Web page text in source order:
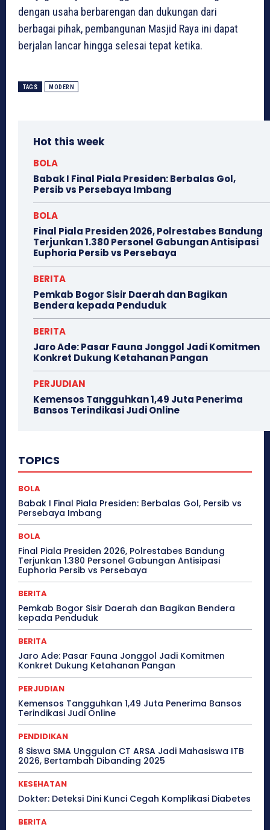
dengan usaha berbarengan dan dukungan dari
berbagai pihak, pembangunan Masjid Raya ini dapat
berjalan lancar hingga selesai tepat ketika.
TAGS MODERN
Hot this week
BOLA
Babak I Final Piala Presiden: Berbalas Gol,
Persib vs Persebaya Imbang
BOLA
Final Piala Presiden 2026, Polrestabes Bandung
Terjunkan 1.380 Personel Gabungan Antisipasi
Euphoria Persib vs Persebaya
BERITA
Pemkab Bogor Sisir Daerah dan Bagikan
Bendera kepada Penduduk
BERITA
Jaro Ade: Pasar Fauna Jonggol Jadi Komitmen
Konkret Dukung Ketahanan Pangan
PERJUDIAN
Kemensos Tangguhkan 1,49 Juta Penerima
Bansos Terindikasi Judi Online
TOPICS
BOLA
Babak I Final Piala Presiden: Berbalas Gol, Persib vs
Persebaya Imbang
BOLA
Final Piala Presiden 2026, Polrestabes Bandung
Terjunkan 1.380 Personel Gabungan Antisipasi
Euphoria Persib vs Persebaya
BERITA
Pemkab Bogor Sisir Daerah dan Bagikan Bendera
kepada Penduduk
BERITA
Jaro Ade: Pasar Fauna Jonggol Jadi Komitmen
Konkret Dukung Ketahanan Pangan
PERJUDIAN
Kemensos Tangguhkan 1,49 Juta Penerima Bansos
Terindikasi Judi Online
PENDIDIKAN
8 Siswa SMA Unggulan CT ARSA Jadi Mahasiswa ITB
2026, Bertambah Dibanding 2025
KESEHATAN
Dokter: Deteksi Dini Kunci Cegah Komplikasi Diabetes
BERITA